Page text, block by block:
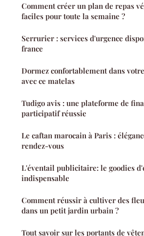
Comment créer un plan de repas
faciles pour toute la semaine ?
Serrurier : services d'urgence
france
Dormez confortablement dans
avec ce matelas
Tudigo avis : une plateforme de
participatif réussie
Le caftan marocain à Paris :
rendez-vous
L'éventail publicitaire: le goodies
indispensable
Comment réussir à cultiver des
dans un petit jardin urbain ?
Tout savoir sur les portants de